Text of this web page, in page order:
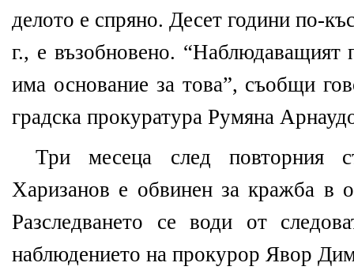
делото е спряно. Десет години по-
г., е възобновено. “Наблюдаващият
има основание за това”, съобщи
градска прокуратура Румяна
Три месеца след повторния
Харизанов е обвинен за кражба в
Разследването се води от
наблюдението на прокурор Явор